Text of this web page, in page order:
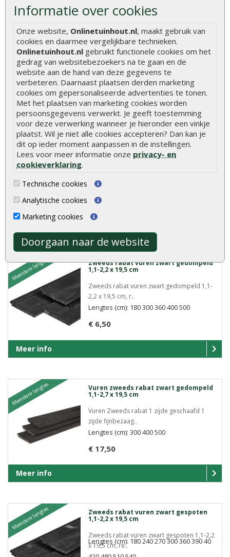
Informatie over cookies
Onze website, Onlinetuinhout.nl, maakt gebruik van
cookies en daarmee vergelijkbare technieken.
Onlinetuinhout.nl gebruikt functionele cookies om het
gedrag van websitebezoekers na te gaan en de
website aan de hand van deze gegevens te
verbeteren. Daarnaast plaatsen derden marketing
cookies om gepersonaliseerde advertenties te tonen.
Met het plaatsen van marketing cookies worden
persoonsgegevens verwerkt. Je geeft toestemming
voor deze verwerking wanneer je hieronder een vinkje
plaatst. Wil je niet alle cookies accepteren? Dan kan je
dit op ieder moment aanpassen in de instellingen.
Lees voor meer informatie onze privacy- en
cookieverklaring.
Technische cookies
Analytische cookies
Marketing cookies
Doorgaan naar de website
Meerdere lengtes Zweeds rabat vuren zwart gedompeld
Zweeds rabat vuren zwart gedompeld 0,9-
2,1 x 19,5 cm ..
€ 17,25
Lengtes (cm): 300 400 500
Meer info
Meerdere lengtes Zweeds rabat vuren zwart gedompeld
1,0-2,5 x 19,5 cm
Zweeds rabat vuren zwart gedompeld 1,0-
€ 19,10
Lengtes (cm): 300 400 500
Meerdere lengtes Zweeds rabat vuren zwart gedompeld
1,1-2,2 x 19,5 cm
Zweeds rabat vuren zwart gedompeld 1,1-
2,2 x 19,5 cm, r..
€ 6,50
Lengtes (cm): 180 300 360 400 500
Meer info
Meerdere lengtes Vuren zweeds rabat zwart gedompeld
1,1-2,7 x 19,5 cm
Vuren Zweeds rabat 1 zijde geschaafd 1
zijde fijnbezaag..
€ 17,50
Lengtes (cm): 300 400 500
Meer info
Meerdere lengtes Zweeds rabat vuren zwart gespoten
1,1-2,2 x 19,5 cm
Zweeds rabat vuren zwart gespoten 1,1-2,2
x 19,5 cm, re..
Lengtes (cm): 180 240 270 300 360 390 40